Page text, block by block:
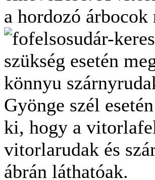
a hordozó
fofelsosudár-
szükség esetén
könnyu
Gyönge szél
ki, hogy a
vitorlarudak és
ábrán láthatóak.